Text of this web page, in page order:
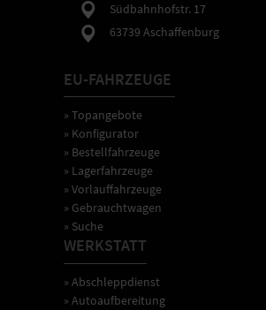
Südbahnhofstr. 17
63739 Aschaffenburg
EU-FAHRZEUGE
» Topangebote
» Konfigurator
» Bestellfahrzeuge
» Lagerfahrzeuge
» Vorlauffahrzeuge
» Gebrauchtwagen
» Suche
WERKSTATT
» Abschleppdienst
» Autoaufbereitung